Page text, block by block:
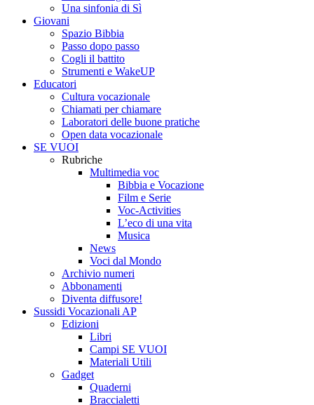
Una sinfonia di Sì
Giovani
Spazio Bibbia
Passo dopo passo
Cogli il battito
Strumenti e WakeUP
Educatori
Cultura vocazionale
Chiamati per chiamare
Laboratori delle buone pratiche
Open data vocazionale
SE VUOI
Rubriche
Multimedia voc
Bibbia e Vocazione
Film e Serie
Voc-Activities
L’eco di una vita
Musica
News
Voci dal Mondo
Archivio numeri
Abbonamenti
Diventa diffusore!
Sussidi Vocazionali AP
Edizioni
Libri
Campi SE VUOI
Materiali Utili
Gadget
Quaderni
Braccialetti